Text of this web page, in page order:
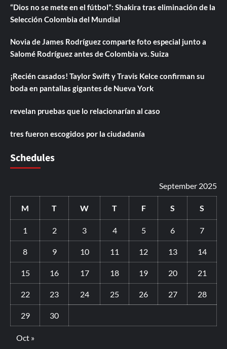
“Dios no se mete en el fútbol”: Shakira tras eliminación de la
Selección Colombia del Mundial
Novia de James Rodríguez comparte foto especial junto a
Salomé Rodríguez antes de Colombia vs. Suiza
¡Recién casados! Taylor Swift y Travis Kelce confirman su
boda en pantallas gigantes de Nueva York
revelan pruebas que lo relacionarían al caso
tres fueron escogidos por la ciudadanía
Schedules
September 2025
M T W T F S S
1 2 3 4 5 6 7
8 9 10 11 12 13 14
15 16 17 18 19 20 21
22 23 24 25 26 27 28
29 30
Oct »